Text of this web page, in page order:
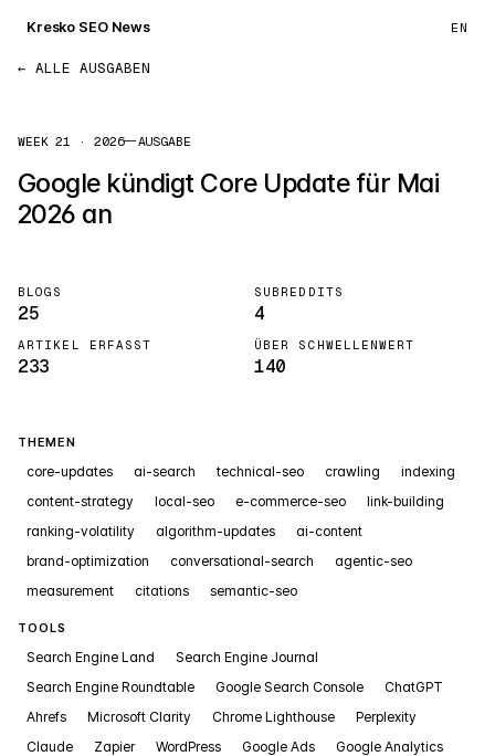
Kresko SEO News EN
← ALLE AUSGABEN
WEEK 21 · 2026—AUSGABE
Google kündigt Core Update für Mai
2026 an
BLOGS
25
SUBREDDITS
4
ARTIKEL ERFASST
233
ÜBER SCHWELLENWERT
140
THEMEN
core-updates ai-search technical-seo crawling
indexing
content-strategy
local-seo e-commerce-seo
link-building
ranking-volatility
algorithm-updates
ai-content
brand-optimization
conversational-search
agentic-seo
measurement
citations semantic-seo
TOOLS
Search Engine Land
Search Engine Journal
Search Engine Roundtable
Google Search Console
ChatGPT
Ahrefs
Microsoft Clarity Chrome Lighthouse
Perplexity
Claude
Zapier WordPress Google Ads
Google Analytics